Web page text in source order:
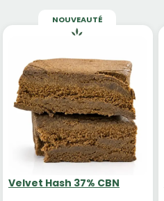
NOUVEAUTÉ
Velvet Hash 37% CBN